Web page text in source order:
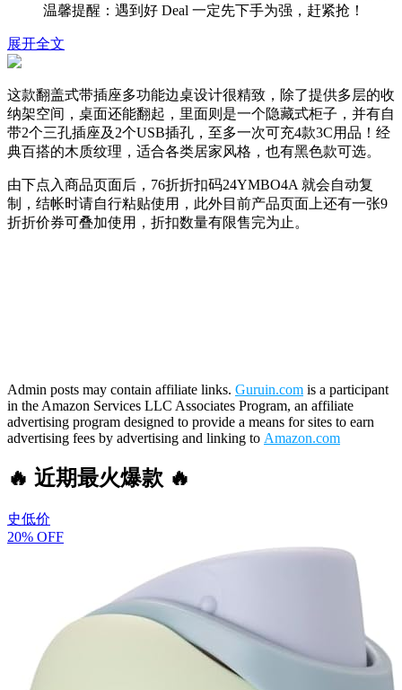
温馨提醒：遇到好 Deal 一定先下手为强，赶紧抢！
展开全文
这款翻盖式带插座多功能边桌设计很精致，除了提供多层的收
纳架空间，桌面还能翻起，里面则是一个隐藏式柜子，并有自
带2个三孔插座及2个USB插孔，至多一次可充4款3C用品！经
典百搭的木质纹理，适合各类居家风格，也有黑色款可选。
由下点入商品页面后，76折折扣码24YMBO4A 就会自动复
制，结帐时请自行粘贴使用，此外目前产品页面上还有一张9
折折价券可叠加使用，折扣数量有限售完为止。
Admin posts may contain affiliate links. Guruin.com is a participant
in the Amazon Services LLC Associates Program, an affiliate
advertising program designed to provide a means for sites to earn
advertising fees by advertising and linking to Amazon.com
🔥 近期最火爆款 🔥
史低价
20% OFF